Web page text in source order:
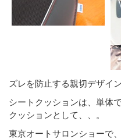
ズレを防止する親切デザイン
シートクッションは、単体
クッションとして、、。
東京オートサロンショーで